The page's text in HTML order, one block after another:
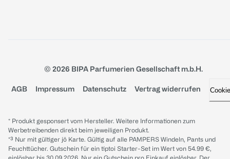
© 2026 BIPA Parfumerien Gesellschaft m.b.H.
AGB Impressum Datenschutz Vertrag widerrufen
* Produkt gesponsert vom Hersteller. Weitere Informationen zum
Werbetreibenden direkt beim jeweiligen Produkt.
*³ Nur mit gültiger jö Karte. Gültig auf alle PAMPERS Windeln, Pants und
Feuchttücher. Gutschein für ein tiptoi Starter-Set im Wert von 54.99 €,
einlösbar bis 30.09.2026. Nur ein Gutschein pro Einkauf einlösbar. Der